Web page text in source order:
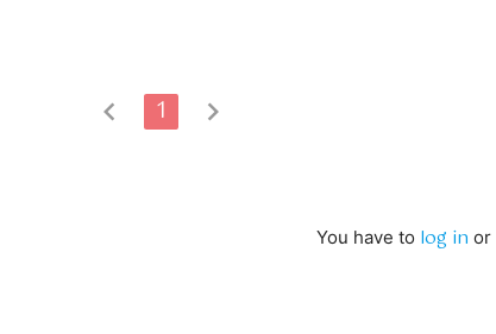
chevron_left 1 chevron_right
You have to log in or